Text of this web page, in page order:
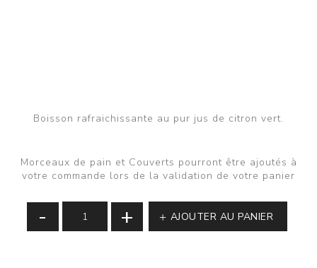
Boisson rafraichissante au pur jus de citron vert.
Morceaux de pain et Couverts pourront être ajoutés à
votre commande lors de la validation de votre panier
- + AJOUTER AU PANIER